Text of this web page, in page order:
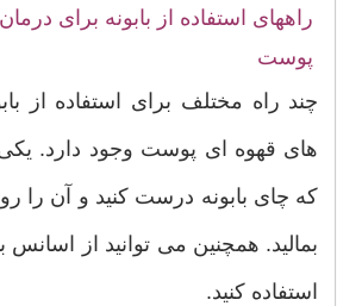
راههای استفاده از بابونه برای
پوست
چند راه مختلف برای استفاده از
های قهوه ای پوست وجود دارد.
که چای بابونه درست کنید و آن را
بمالید. همچنین می توانید از اسانس
استفاده کنید.